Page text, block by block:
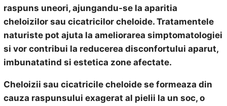
raspuns uneori, ajungandu-se la aparitia
cheloizilor sau cicatricilor cheloide. Tratamentele
naturiste pot ajuta la ameliorarea simptomatologiei
si vor contribui la reducerea disconfortului aparut,
imbunatatind si estetica zone afectate.
Cheloizii sau cicatricile cheloide se formeaza din
cauza raspunsului exagerat al pielii la un soc, o